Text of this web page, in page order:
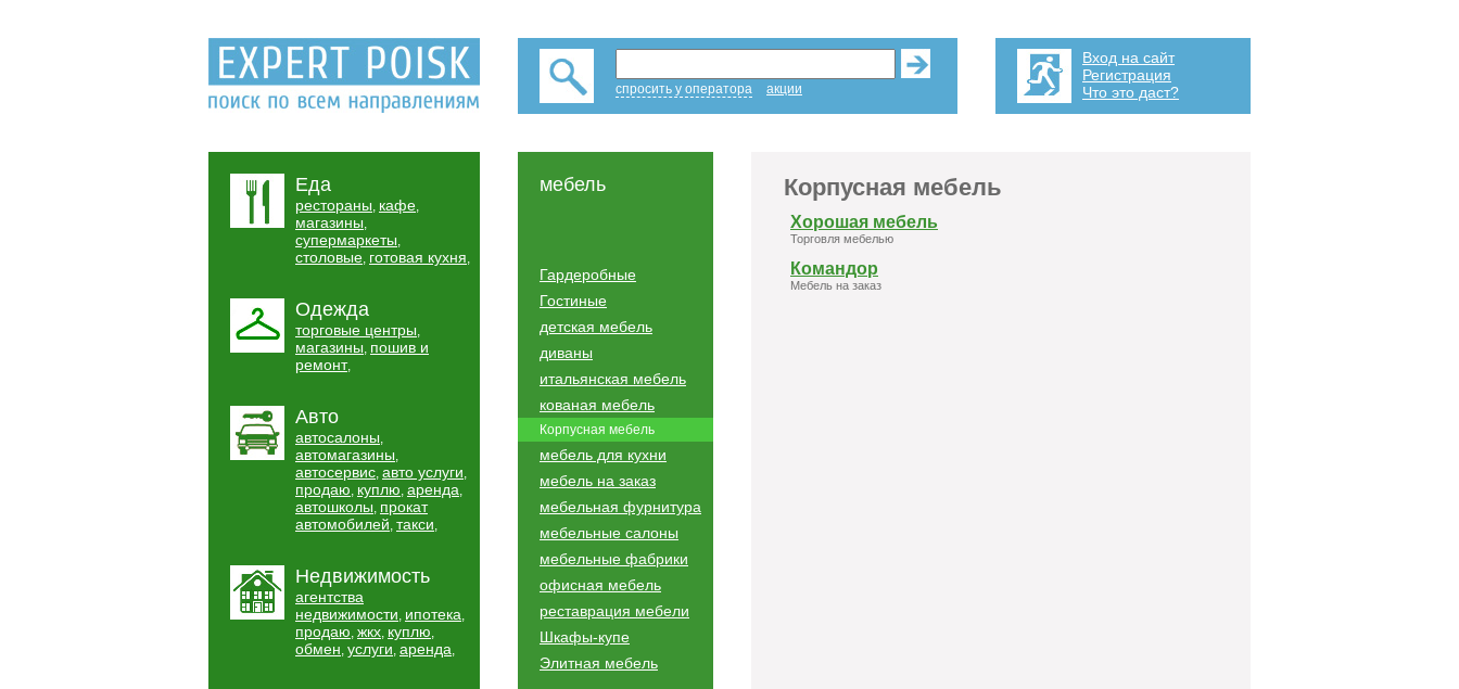
спросить у оператора акции
Вход на сайт
Регистрация
Что это даст?
Еда
рестораны, кафе,
магазины,
супермаркеты,
столовые, готовая кухня,
Одежда
торговые центры,
магазины, пошив и
ремонт,
Авто
автосалоны,
автомагазины,
автосервис, авто услуги,
продаю, куплю, аренда,
автошколы, прокат
автомобилей, такси,
Недвижимость
агентства
недвижимости, ипотека,
продаю, жкх, куплю,
обмен, услуги, аренда,
мебель
Гардеробные
Гостиные
детская мебель
диваны
итальянская мебель
кованая мебель
Корпусная мебель
мебель для кухни
мебель на заказ
мебельная фурнитура
мебельные салоны
мебельные фабрики
офисная мебель
реставрация мебели
Шкафы-купе
Элитная мебель
Корпусная мебель
Хорошая мебель
Торговля мебелью
Командор
Мебель на заказ